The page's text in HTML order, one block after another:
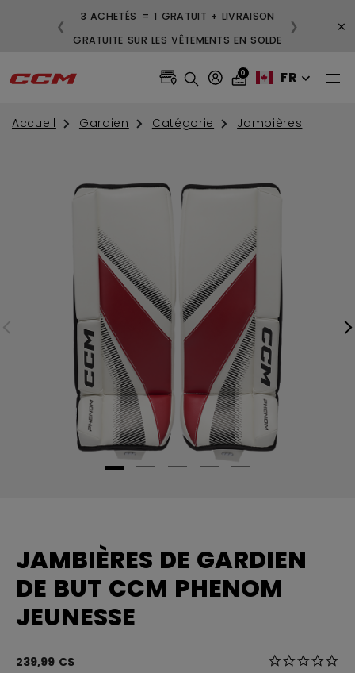
3 ACHETÉS = 1 GRATUIT + LIVRAISON
GRATUITE SUR LES VÊTEMENTS EN SOLDE
❮ ❯ ×
0 FR
Accueil Gardien Catégorie Jambières
JAMBIÈRES DE GARDIEN
DE BUT CCM PHENOM
JEUNESSE
239,99 C$ 3,1 sur 5